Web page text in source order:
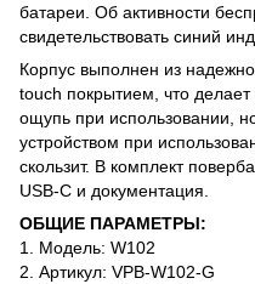
батареи. Об активности
свидетельствовать синий
Корпус выполнен из
touch покрытием, что
ощупь при использовании,
устройством при
скользит. В комплект
USB-C и документация.
ОБЩИЕ ПАРАМЕТРЫ:
1. Модель: W102
2. Артикул: VPB-W102-G